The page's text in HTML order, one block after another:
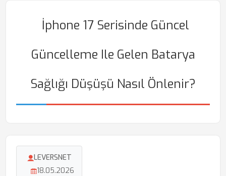
İphone 17 Serisinde Güncel
Güncelleme Ile Gelen Batarya
Sağlığı Düşüşü Nasıl Önlenir?
LEVERSNET
18.05.2026